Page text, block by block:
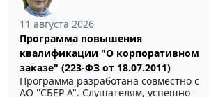
11 августа 2026
Программа повышения
квалификации "О корпоративном
заказе" (223-ФЗ от 18.07.2011)
Программа разработана совместно с
АО ''СБЕР А". Слушателям, успешно